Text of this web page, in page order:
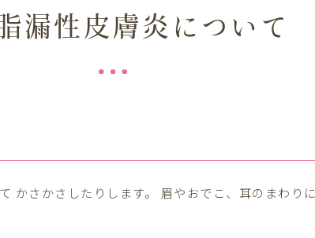
漏性皮膚炎について
かさかさしたりします。 眉やおでこ、耳のまわり